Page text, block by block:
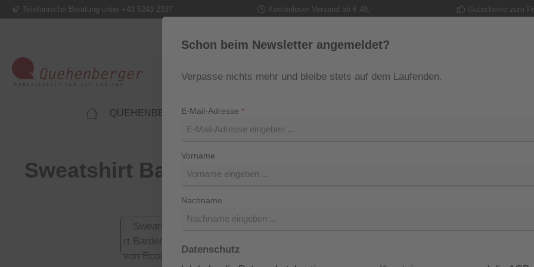
Hauptinhalt springen
Zur Suche springen
Zur Hauptnavigation springen
Telefonische Beratung unter +43 6243 2337 Kostenloser Versand ab € 49,- Gutscheine zum
QUEHENBERGER LIFESTYLE
Sweatshirt Bardera von Ecoalf
Bildergalerie überspringen
Schon beim Newsletter angemeldet?
Verpasse nichts mehr und bleibe stets auf dem Laufenden.
E-Mail-Adresse *
Vorname
Nachname
Datenschutz